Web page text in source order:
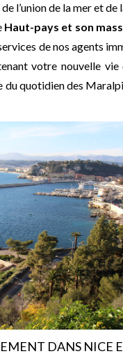
l’union de la mer et de
Haut-pays et son
de nos agents
votre nouvelle vie
quotidien des
DANS NICE